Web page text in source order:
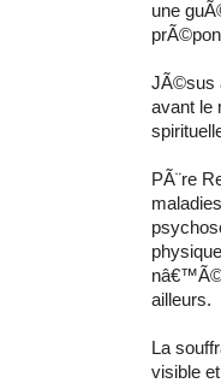
une
JÃ©sus
avant le
PÃ¨re
ailleurs.
La
visible